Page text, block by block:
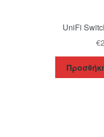
UniFi
€